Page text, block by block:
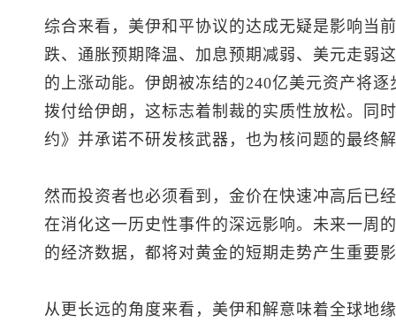
综合来看，美伊和平协议的达成无疑是影响当
跌、通胀预期降温、加息预期减弱、美元走弱
的上涨动能。伊朗被冻结的240亿美元资产将
拨付给伊朗，这标志着制裁的实质性放松。同
约》并承诺不研发核武器，也为核问题的最终
然而投资者也必须看到，金价在快速冲高后已
在消化这一历史性事件的深远影响。未来一周
的经济数据，都将对黄金的短期走势产生重要
从更长远的角度来看，美伊和解意味着全球地